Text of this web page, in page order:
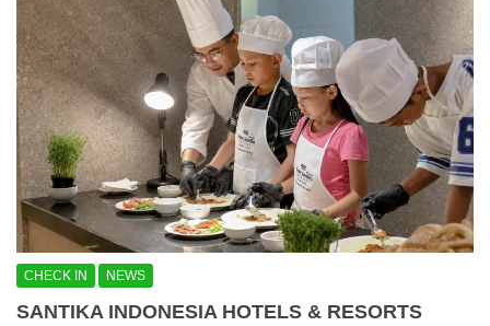
CHECK IN NEWS
SANTIKA INDONESIA HOTELS & RESORTS